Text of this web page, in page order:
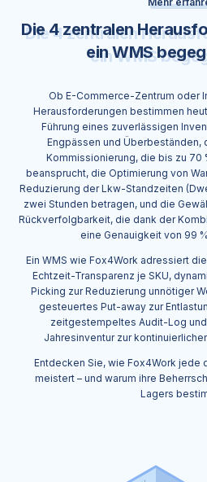
Die 4 zentralen
ein WMS
Ob E-Commerce-Zentrum oder
Herausforderungen bestimmen
Führung eines zuverlässigen
Engpässen und Überbeständen,
Kommissionierung, die bis zu 70
beansprucht, die Optimierung von
Reduzierung der Lkw-Standzeiten
zwei Stunden betragen, und die
Rückverfolgbarkeit, die dank der
eine Genauigkeit von 99
Ein WMS wie Fox4Work adressiert
Echtzeit-Transparenz je SKU,
Picking zur Reduzierung unnötiger
gesteuertes Put-away zur
zeitgestempeltes Audit-Log
Jahresinventur zur
Entdecken Sie, wie Fox4Work jede
meistert – und warum ihre
Lagers